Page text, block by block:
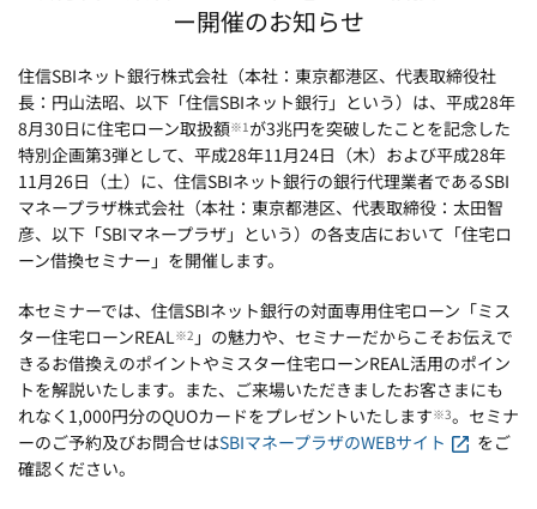
ー開催のお知らせ
住信SBIネット銀行株式会社（本社：東京都港区、代表取締役社
長：円山法昭、以下「住信SBIネット銀行」という）は、平成28年
8月30日に住宅ローン取扱額※1が3兆円を突破したことを記念した
特別企画第3弾として、平成28年11月24日（木）および平成28年
11月26日（土）に、住信SBIネット銀行の銀行代理業者であるSBI
マネープラザ株式会社（本社：東京都港区、代表取締役：太田智
彦、以下「SBIマネープラザ」という）の各支店において「住宅ロ
ーン借換セミナー」を開催します。
本セミナーでは、住信SBIネット銀行の対面専用住宅ローン「ミス
ター住宅ローンREAL※2 」の魅力や、セミナーだからこそお伝えで
きるお借換えのポイントやミスター住宅ローンREAL活用のポイン
トを解説いたします。また、ご来場いただきましたお客さまにも
れなく1,000円分のQUOカードをプレゼントいたします※3。セミナ
ーのご予約及びお問合せはSBIマネープラザのWEBサイト
をご
確認ください。